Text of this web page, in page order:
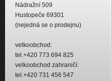
Nádražní 509
Hustopeče 69301
(nejedná se o prodejnu)
velkoobchod:
tel.+420 773 694 825
velkoobchod zahraničí:
tel.+420 731 456 547